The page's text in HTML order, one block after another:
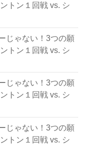
トン１回戦 vs. シ
じゃない！3つの願
トン１回戦 vs. シ
じゃない！3つの願
トン１回戦 vs. シ
じゃない！3つの願
トン１回戦 vs. シ